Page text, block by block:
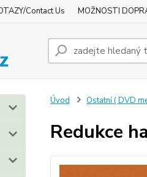
Contact Us MOŽNOSTI
Úvod Ostatní ( DVD
Redukce